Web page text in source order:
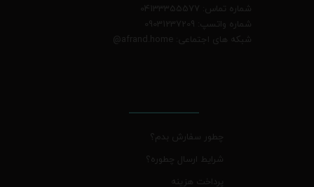
شماره تماس: 04133355577
شماره واتسپ: 09031237209
شبکه های اجتماعی: afrand.home
@
چطور سفارش بدم؟
شرایط ارسال چطوره؟
پرداخت هزینه